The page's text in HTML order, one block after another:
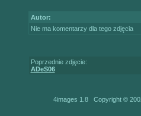
Autor:
Nie ma komentarzy dla tego zdjęcia
Poprzednie zdjęcie:
ADeS06
4images 1.8 Copyright ©